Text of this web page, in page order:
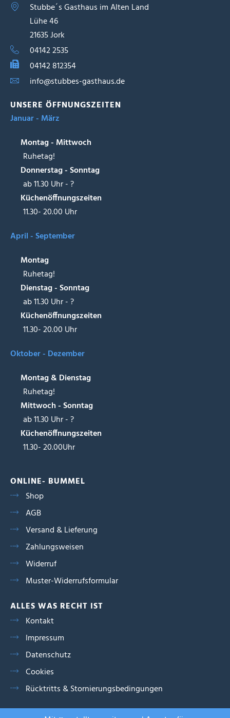
Stubbe´s Gasthaus im Alten Land
Lühe 46
21635 Jork
04142 2535
04142 812354
info@stubbes-gasthaus.de
UNSERE ÖFFNUNGSZEITEN
Januar - März
Montag - Mittwoch
Ruhetag!
Donnerstag - Sonntag
ab 11.30 Uhr - ?
Küchenöffnungszeiten
11.30- 20.00 Uhr
April - September
Montag
Ruhetag!
Dienstag - Sonntag
ab 11.30 Uhr - ?
Küchenöffnungszeiten
11.30- 20.00 Uhr
Oktober - Dezember
Montag & Dienstag
Ruhetag!
Mittwoch - Sonntag
ab 11.30 Uhr - ?
Küchenöffnungszeiten
11.30- 20.00Uhr
ONLINE- BUMMEL
Shop
AGB
Versand & Lieferung
Zahlungsweisen
Widerruf
Muster-Widerrufsformular
ALLES WAS RECHT IST
Kontakt
Impressum
Datenschutz
Cookies
Rücktritts & Stornierungsbedingungen